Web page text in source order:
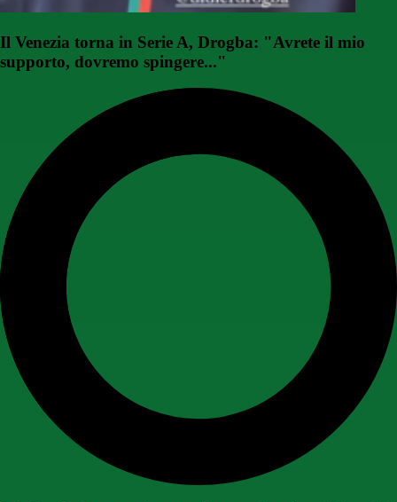
Il Venezia torna in Serie A, Drogba: "Avrete il mio
supporto, dovremo spingere..."